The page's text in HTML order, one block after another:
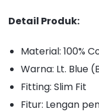
Detail Produk:
Material: 100%
Warna: Lt. Blue
Fitting: Slim Fit
Fitur: Lengan